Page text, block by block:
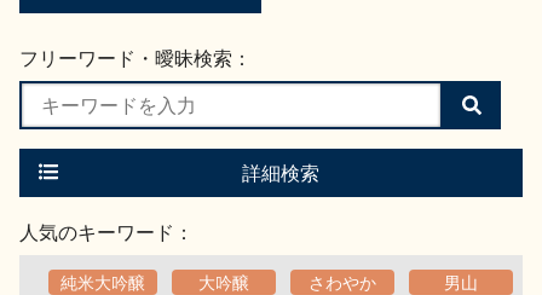
フリーワード・曖昧検索：
検
索
す
詳細検索
人気のキーワード：
純米大吟醸 大吟醸 さわやか 男山